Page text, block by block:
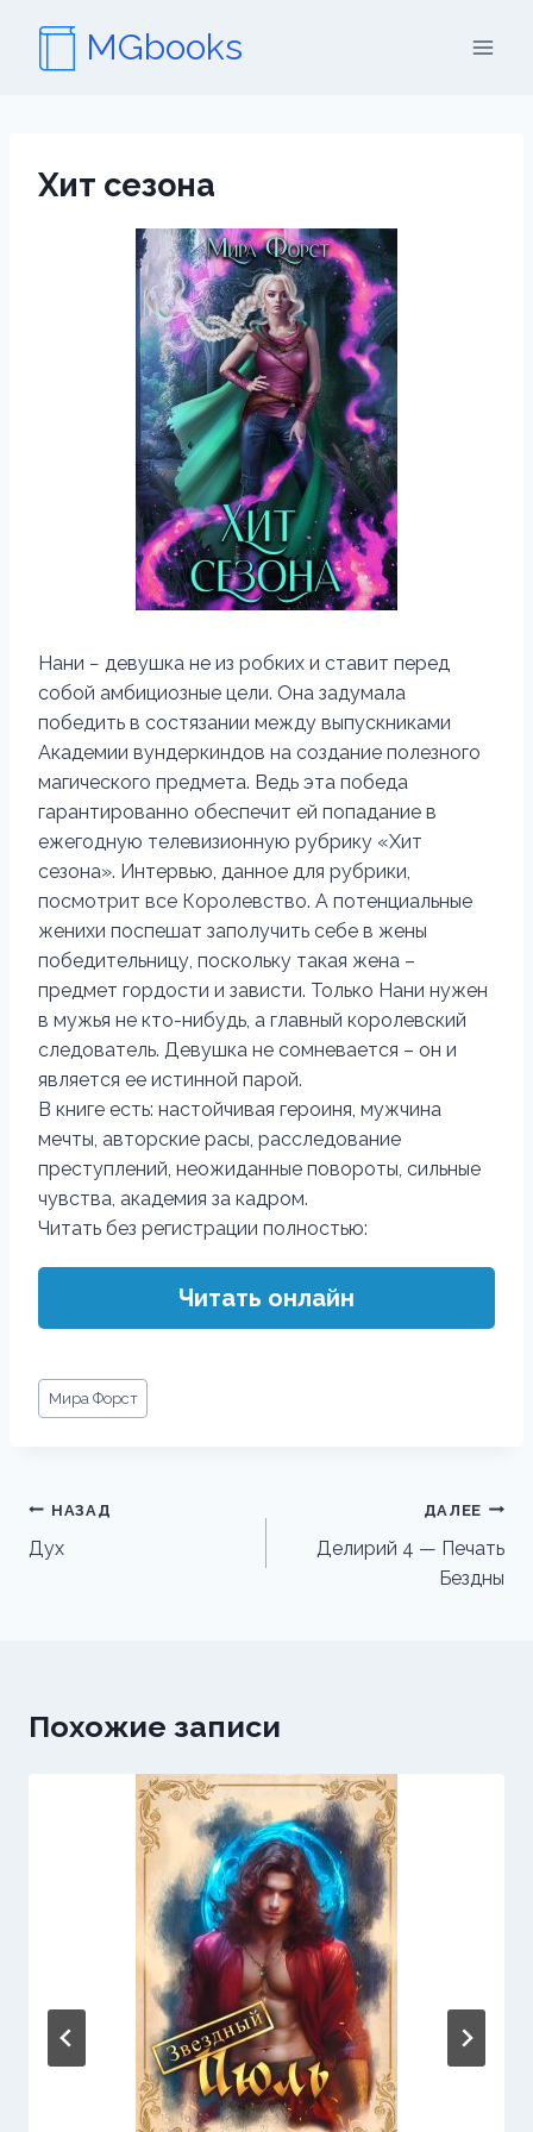
содержимому
MGbooks
Хит сезона
Нани − девушка не из робких и ставит перед
собой амбициозные цели. Она задумала
победить в состязании между выпускниками
Академии вундеркиндов на создание полезного
магического предмета. Ведь эта победа
гарантированно обеспечит ей попадание в
ежегодную телевизионную рубрику «Хит
сезона». Интервью, данное для рубрики,
посмотрит все Королевство. А потенциальные
женихи поспешат заполучить себе в жены
победительницу, поскольку такая жена –
предмет гордости и зависти. Только Нани нужен
в мужья не кто-нибудь, а главный королевский
следователь. Девушка не сомневается – он и
является ее истинной парой.
В книге есть: настойчивая героиня, мужчина
мечты, авторские расы, расследование
преступлений, неожиданные повороты, сильные
чувства, академия за кадром.
Читать без регистрации полностью:
Читать онлайн
Метки
записи:
Мира Форст
Навигация
по
НАЗАД
Дух
ДАЛЕЕ
Делирий 4 — Печать
Бездны
Похожие записи